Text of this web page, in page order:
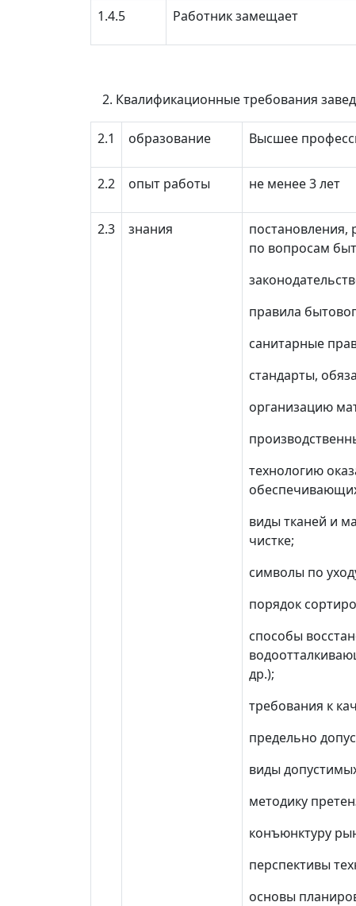
1.4.5 Работник замещает
Квалификационные требования
2.1 образование Высшее
2.2 опыт работы не менее 3 лет
2.3 знания
по вопросам
правила
санитарные
стандарты,
организацию
технологию
виды тканей и
чистке;
символы по
порядок
способы
др.);
требования к
предельно
виды
методику
конъюнктуру
перспективы
основы